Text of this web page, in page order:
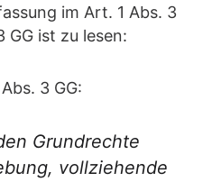
im Art. 1 Abs. 3
GG ist zu lesen:
3 GG:
Grundrechte
vollziehende